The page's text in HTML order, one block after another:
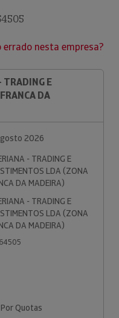
nesta empresa?
E
DA
2026
- TRADING E
LDA (ZONA
DA MADEIRA)
- TRADING E
LDA (ZONA
DA MADEIRA)
Por Quotas